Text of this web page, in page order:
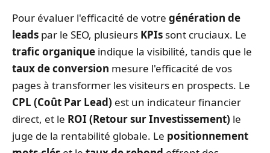
Pour évaluer l'efficacité de votre génération de
leads par le SEO, plusieurs KPIs sont cruciaux. Le
trafic organique indique la visibilité, tandis que le
taux de conversion mesure l'efficacité de vos
pages à transformer les visiteurs en prospects. Le
CPL (Coût Par Lead) est un indicateur financier
direct, et le ROI (Retour sur Investissement) le
juge de la rentabilité globale. Le positionnement